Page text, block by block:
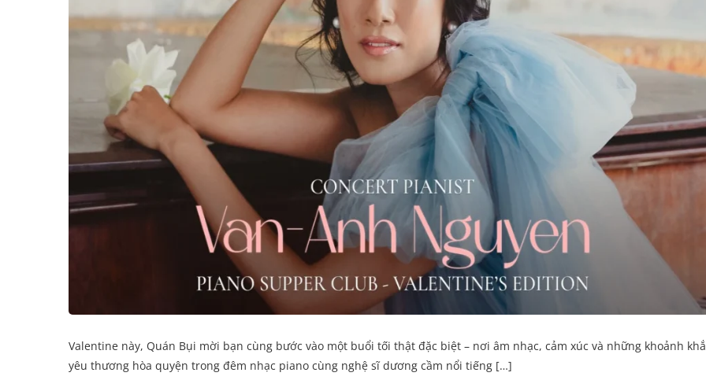
Valentine này, Quán Bụi mời bạn cùng bước vào một buổi tối thật đặc biệt – nơi âm nhạc, cảm xúc và những khoảnh
yêu thương hòa quyện trong đêm nhạc piano cùng nghệ sĩ dương cầm nổi tiếng […]